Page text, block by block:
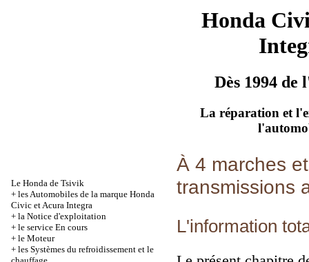
Honda
Dès 1994 de
La réparation et
Le Honda de Tsivik
+ les Automobiles de la marque Honda
Civic et Acura Integra
+ la Notice d'exploitation
+ le service En cours
+ le Moteur
+ les Systèmes du refroidissement et le
À 4 marches
transmissions
L'information